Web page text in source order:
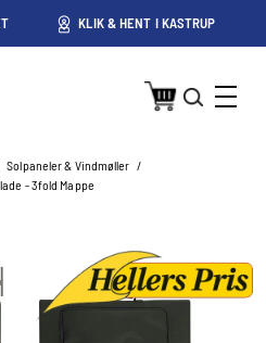
KLIK & HENT I KASTRUP
Solpaneler & Vindmøller /
- 3fold Mappe